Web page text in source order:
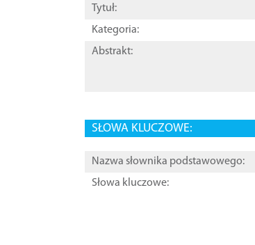
Tytuł:
Kategoria:
Abstrakt:
SŁOWA KLUCZOWE:
Nazwa słownika podstawowego:
Słowa kluczowe: